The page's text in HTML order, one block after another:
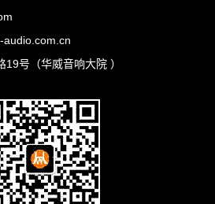
audio.com.cn
号（华威音响大院 ）